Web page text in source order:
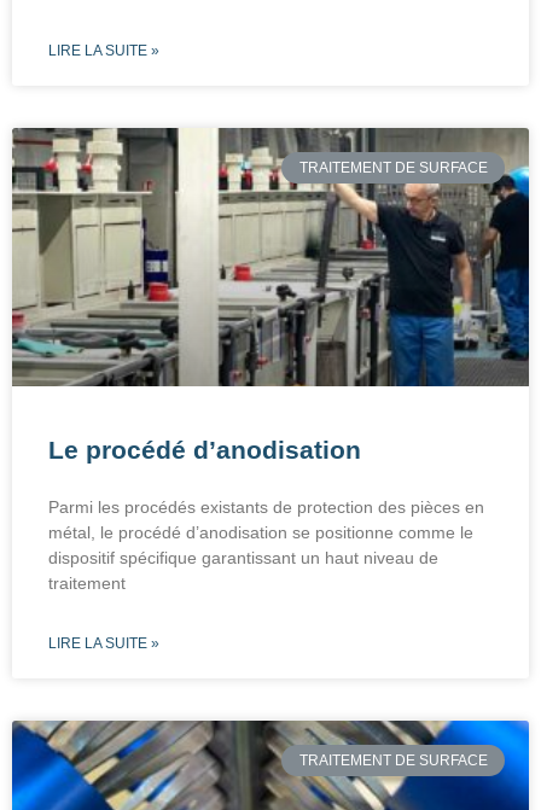
LIRE LA SUITE »
TRAITEMENT DE SURFACE
Le procédé d’anodisation
Parmi les procédés existants de protection des pièces en
métal, le procédé d’anodisation se positionne comme le
dispositif spécifique garantissant un haut niveau de
traitement
LIRE LA SUITE »
TRAITEMENT DE SURFACE